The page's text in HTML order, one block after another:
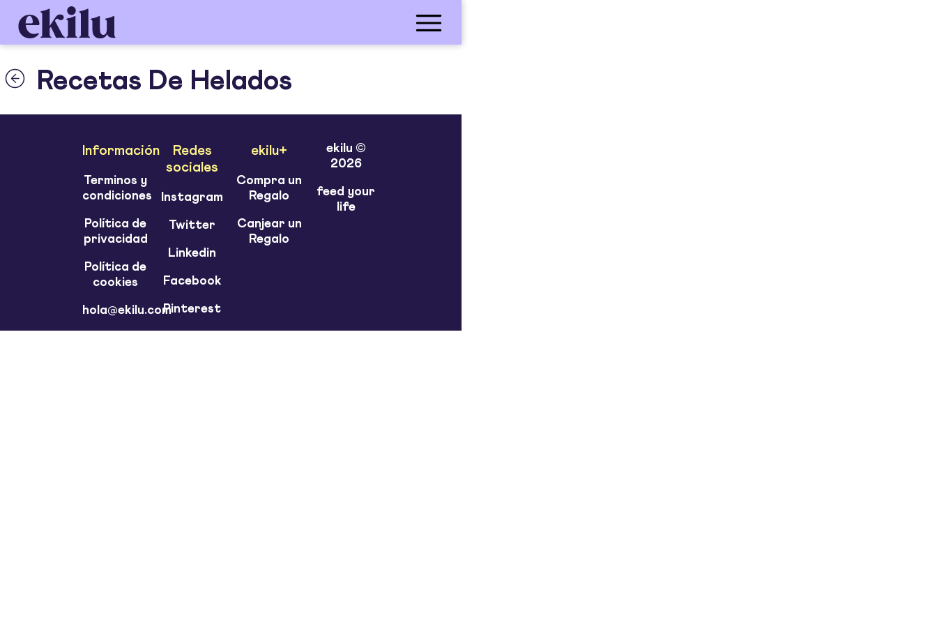
Recetas De Helados
Información
Terminos y
condiciones
Política de
privacidad
Política de
cookies
hola@ekilu.com
Redes
sociales
Instagram
Twitter
Linkedin
Facebook
Pinterest
ekilu+
Compra un
Regalo
Canjear un
Regalo
ekilu ©
2026
feed your
life